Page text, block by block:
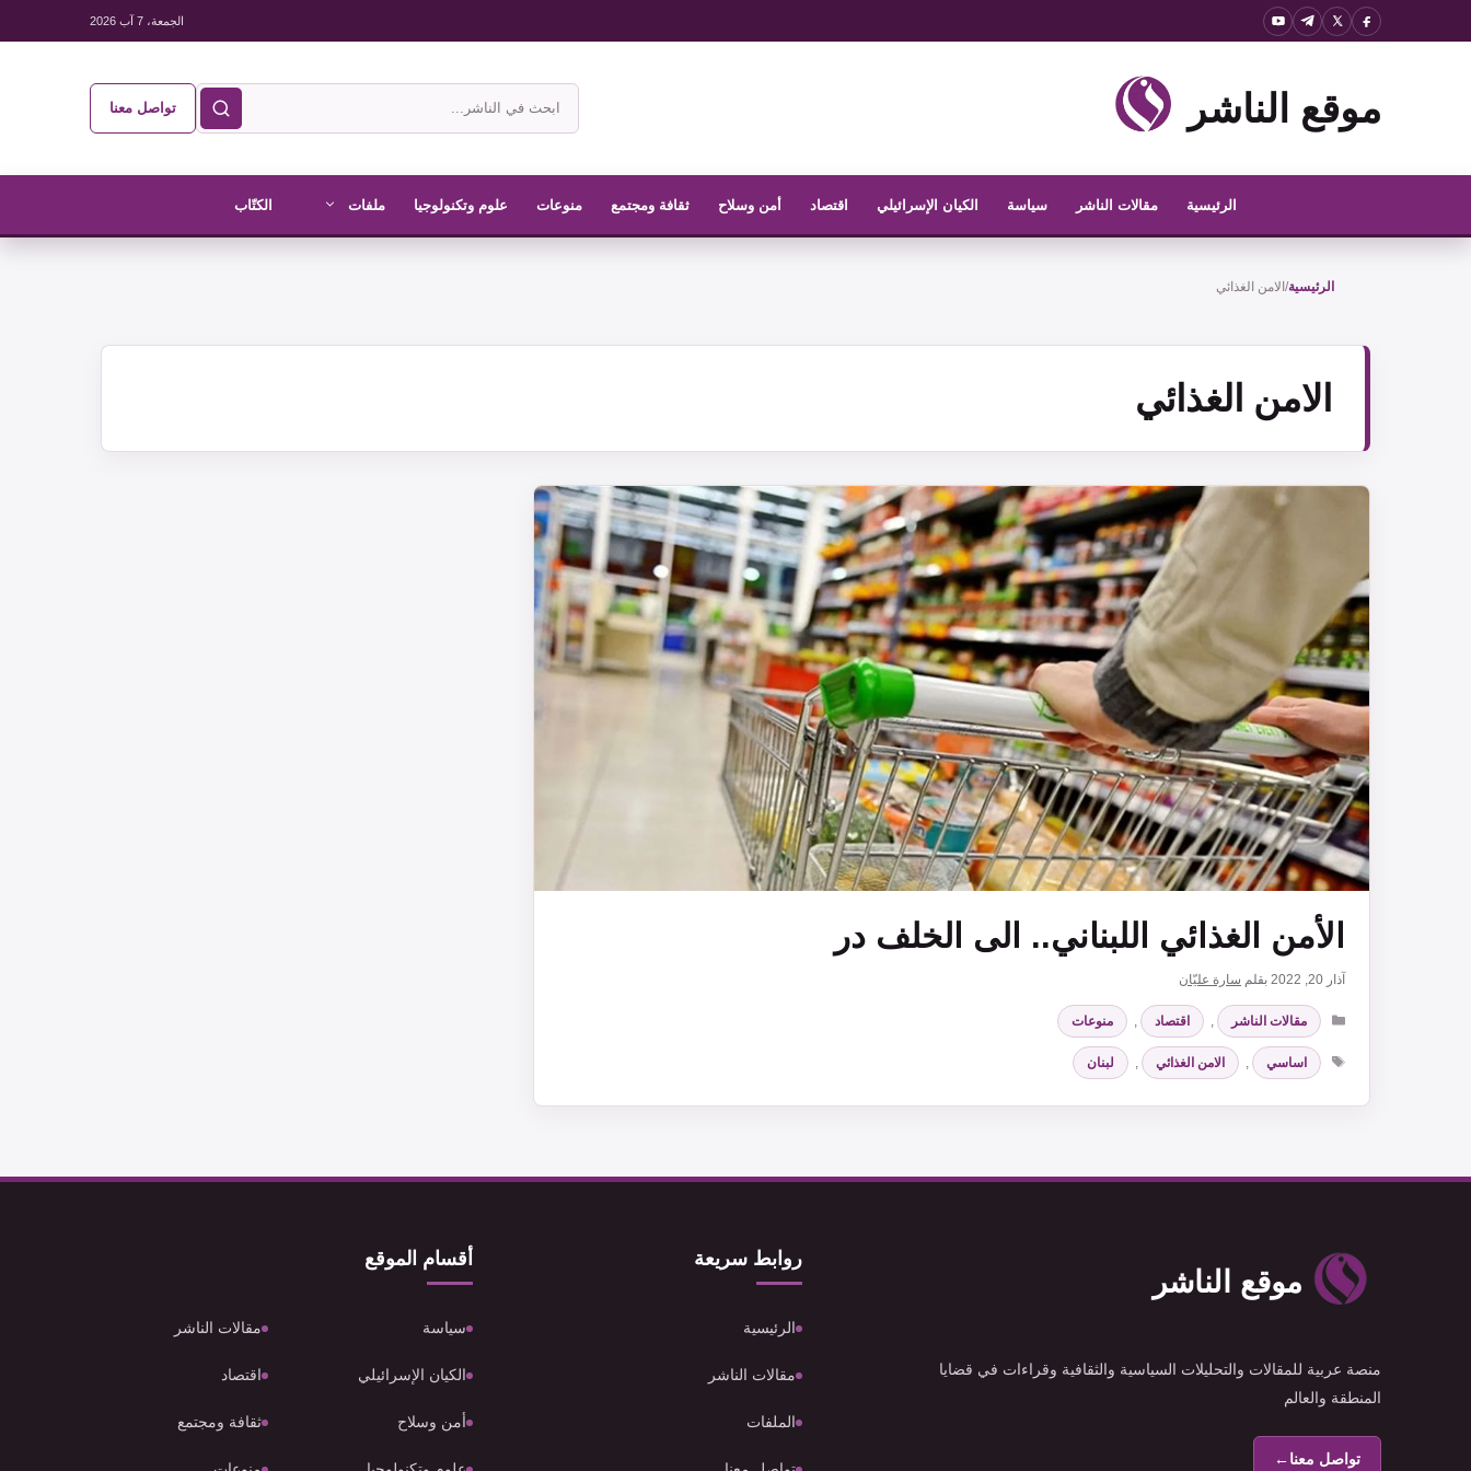
الجمعة، 7 آب 2026
موقع الناشر
ابحث
في
الناشر
تواصل معنا
الرئيسية مقالات الناشر سياسة الكيان الإسرائيلي اقتصاد أمن وسلاح ثقافة ومجتمع منوعات علوم وتكنولوجيا ملفات الكتّاب
الرئيسية/الامن الغذائي
الامن الغذائي
الأمن الغذائي اللبناني.. الى الخلف در
آذار 20, 2022 بقلم سارة عليّان
التصنيفات
مقالات الناشر اقتصاد
منوعات
الوسوم
اساسي الامن الغذائي لبنان
موقع الناشر
منصة عربية للمقالات والتحليلات السياسية والثقافية وقراءات في قضايا
المنطقة والعالم
تواصل معنا←
روابط سريعة
الرئيسية
مقالات الناشر
الملفات
أقسام الموقع
سياسة مقالات الناشر
الكيان الإسرائيلي اقتصاد
أمن وسلاح ثقافة ومجتمع